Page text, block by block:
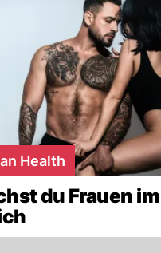
Health
du Frauen